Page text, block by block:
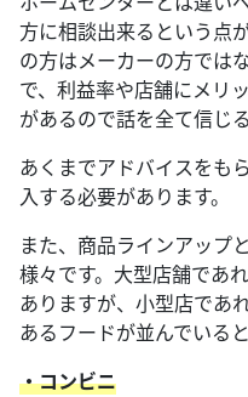
方に相談出来るという点
の方はメーカーの方では
で、利益率や店舗にメリ
があるので話を全て信じ
あくまでアドバイスをも
入する必要があります。
また、商品ラインアップ
様々です。大型店舗であ
ありますが、小型店であ
あるフードが並んでいると
・コンビニ